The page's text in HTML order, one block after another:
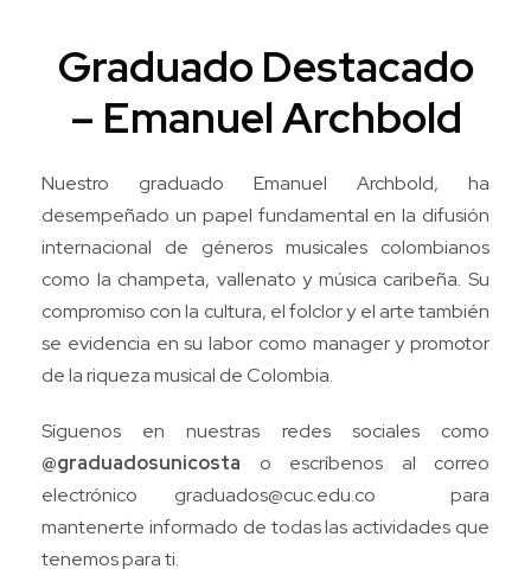
Graduado Destacado
– Emanuel Archbold
Nuestro graduado Emanuel Archbold, ha
desempeñado un papel fundamental en la difusión
internacional de géneros musicales colombianos
como la champeta, vallenato y música caribeña. Su
compromiso con la cultura, el folclor y el arte también
se evidencia en su labor como manager y promotor
de la riqueza musical de Colombia.
Síguenos en nuestras redes sociales como
@graduadosunicosta o escríbenos al correo
electrónico graduados@cuc.edu.co para
mantenerte informado de todas las actividades que
tenemos para ti.